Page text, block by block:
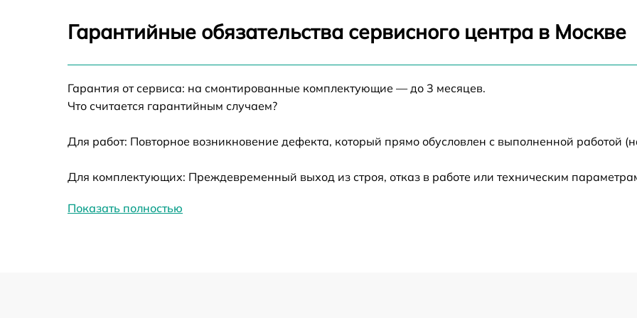
Калибровка и настройка тепловизора от 60 мин
других устройств
от 60 мин
Замена ключей управления от 60 мин
Гарантийные обязательства сервисного центра в Москве
Гарантия от сервиса: на смонтированные комплектующие — до 3 месяцев.
Что считается гарантийным случаем?
Для работ: Повторное возникновение дефекта, который прямо обусловлен с выполненной работой
Для комплектующих: Преждевременный выход из строя, отказ в работе или техническим
Показать полностью